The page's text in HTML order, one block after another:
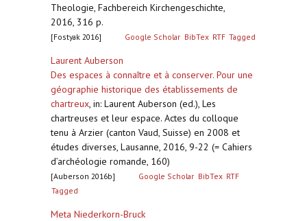
Theologie, Fachbereich Kirchengeschichte,
2016, 316 p.
[Fostyak 2016] Google Scholar BibTex RTF Tagged
Laurent Auberson
Des espaces à connaître et à conserver. Pour une
géographie historique des établissements de
chartreux, in: Laurent Auberson (ed.), Les
chartreuses et leur espace. Actes du colloque
tenu à Arzier (canton Vaud, Suisse) en 2008 et
études diverses, Lausanne, 2016, 9-22 (= Cahiers
d’archéologie romande, 160)
[Auberson 2016b] Google Scholar BibTex RTF
Tagged
Meta Niederkorn-Bruck